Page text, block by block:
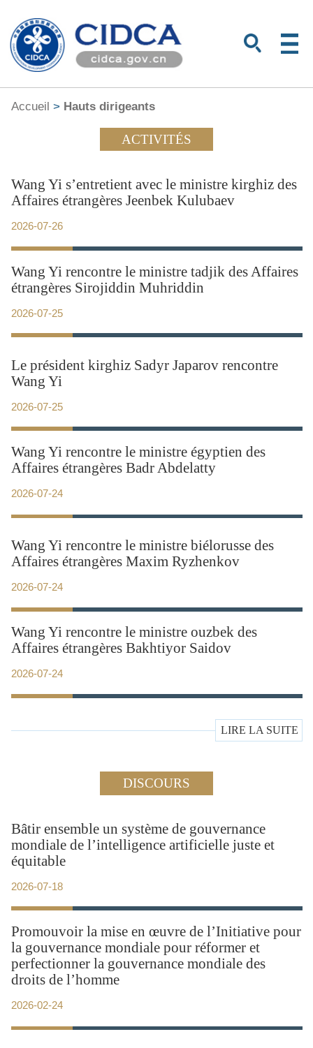
Accueil > Hauts dirigeants
ACTIVITÉS
2026-07-26
Wang Yi s’entretient avec le ministre kirghiz des
Affaires étrangères Jeenbek Kulubaev
2026-07-25
Wang Yi rencontre le ministre tadjik des Affaires
étrangères Sirojiddin Muhriddin
2026-07-25
Le président kirghiz Sadyr Japarov rencontre
Wang Yi
2026-07-24
Wang Yi rencontre le ministre égyptien des
Affaires étrangères Badr Abdelatty
2026-07-24
Wang Yi rencontre le ministre biélorusse des
Affaires étrangères Maxim Ryzhenkov
2026-07-24
Wang Yi rencontre le ministre ouzbek des
Affaires étrangères Bakhtiyor Saidov
LIRE LA SUITE
DISCOURS
2026-07-18
Bâtir ensemble un système de gouvernance
mondiale de l’intelligence artificielle juste et
équitable
2026-02-24
Promouvoir la mise en œuvre de l’Initiative pour
la gouvernance mondiale pour réformer et
perfectionner la gouvernance mondiale des
droits de l’homme